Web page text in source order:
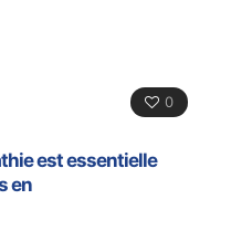
0
est essentielle
en